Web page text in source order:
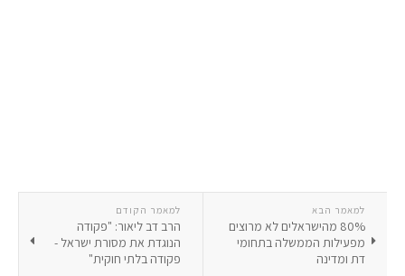
למאמר הקודם
הרב דב ליאור: "פקודה
הנוגדת את מסורת ישראל -
פקודה בלתי חוקית"
למאמר הבא
80% מהישראלים לא מרוצים
מפעילות הממשלה בתחומי
דת ומדינה